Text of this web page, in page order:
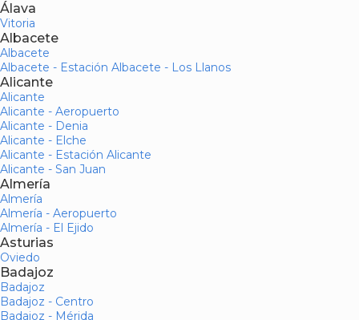
Álava
Vitoria
Albacete
Albacete
Albacete - Estación Albacete - Los Llanos
Alicante
Alicante
Alicante - Aeropuerto
Alicante - Denia
Alicante - Elche
Alicante - Estación Alicante
Alicante - San Juan
Almería
Almería
Almería - Aeropuerto
Almería - El Ejido
Asturias
Oviedo
Badajoz
Badajoz
Badajoz - Centro
Badajoz - Mérida